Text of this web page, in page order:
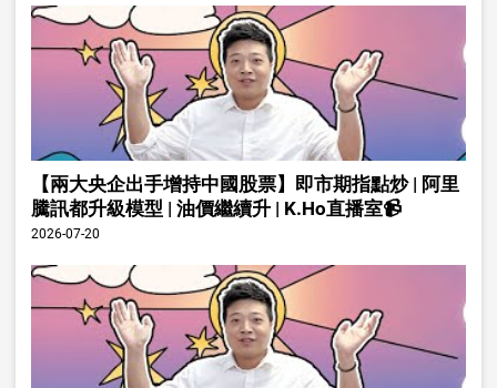
【兩大央企出手增持中國股票】即市期指點炒 | 阿里
騰訊都升級模型 | 油價繼續升 | K.Ho直播室📹
2026-07-20